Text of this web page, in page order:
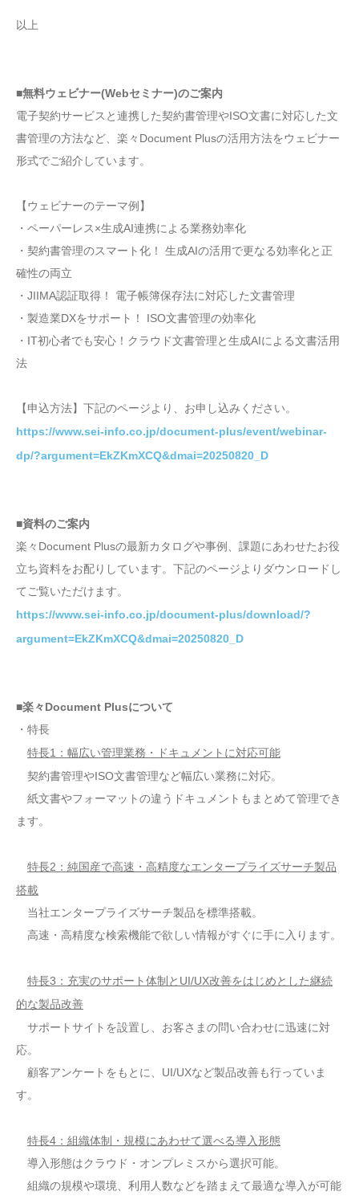
以上
■無料ウェビナー(Webセミナー)のご案内
電子契約サービスと連携した契約書管理やISO文書に対応した文
書管理の方法など、楽々Document Plusの活用方法をウェビナー
形式でご紹介しています。
【ウェビナーのテーマ例】
・ペーパーレス×生成AI連携による業務効率化
・契約書管理のスマート化！ 生成AIの活用で更なる効率化と正
確性の両立
・JIIMA認証取得！ 電子帳簿保存法に対応した文書管理
・製造業DXをサポート！ ISO文書管理の効率化
・IT初心者でも安心！クラウド文書管理と生成AIによる文書活用
法
【申込方法】下記のページより、お申し込みください。
https://www.sei-info.co.jp/document-plus/event/webinar-
dp/?argument=EkZKmXCQ&dmai=20250820_D
■資料のご案内
楽々Document Plusの最新カタログや事例、課題にあわせたお役
立ち資料をお配りしています。下記のページよりダウンロードし
てご覧いただけます。
https://www.sei-info.co.jp/document-plus/download/?
argument=EkZKmXCQ&dmai=20250820_D
■楽々Document Plusについて
・特長
特長1：幅広い管理業務・ドキュメントに対応可能
契約書管理やISO文書管理など幅広い業務に対応。
紙文書やフォーマットの違うドキュメントもまとめて管理でき
ます。
特長2：純国産で高速・高精度なエンタープライズサーチ製品
搭載
当社エンタープライズサーチ製品を標準搭載。
高速・高精度な検索機能で欲しい情報がすぐに手に入ります。
特長3：充実のサポート体制とUI/UX改善をはじめとした継続
的な製品改善
サポートサイトを設置し、お客さまの問い合わせに迅速に対
応。
顧客アンケートをもとに、UI/UXなど製品改善も行っていま
す。
特長4：組織体制・規模にあわせて選べる導入形態
導入形態はクラウド・オンプレミスから選択可能。
組織の規模や環境、利用人数などを踏まえて最適な導入が可能